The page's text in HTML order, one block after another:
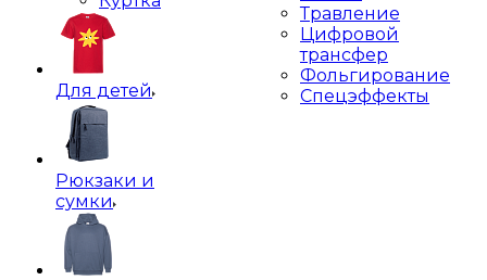
Для детей
Рюкзаки и
сумки
Травление
Цифровой
трансфер
Фольгирование
Спецэффекты